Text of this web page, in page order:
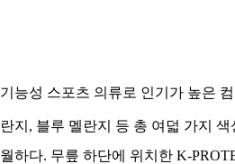
기능성 스포츠 의류로 인기가 높은
란지, 블루 멜란지 등 총 여덟 가지
월하다. 무릎 하단에 위치한 K-